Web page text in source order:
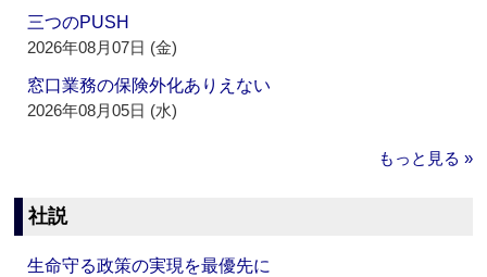
三つのPUSH
2026年08月07日 (金)
窓口業務の保険外化ありえない
2026年08月05日 (水)
もっと見る »
社説
生命守る政策の実現を最優先に